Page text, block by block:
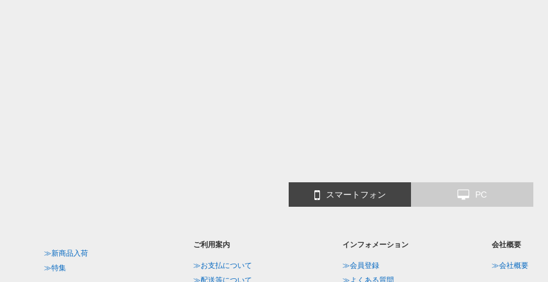
スマートフォン PC
≫新商品入荷
≫特集
ご利用案内
≫お支払について
≫配送等について
インフォメーション
≫会員登録
≫よくある質問
会社概要
≫会社概要